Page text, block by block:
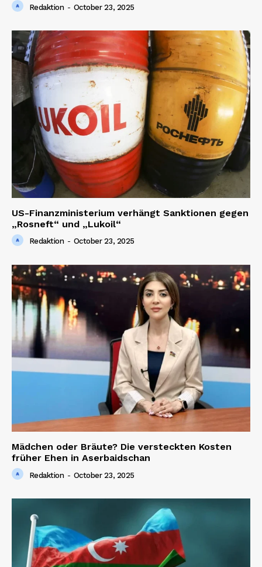
SUBSCRIBE NOW
Company
About us
Contact us
Redaktion - October 23, 2025
US-Finanzministerium verhängt Sanktionen gegen
„Rosneft“ und „Lukoil“
Redaktion - October 23, 2025
Mädchen oder Bräute? Die versteckten Kosten
früher Ehen in Aserbaidschan
Redaktion - October 23, 2025